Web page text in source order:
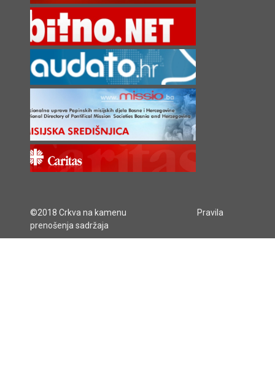
©2018 Crkva na kamenu
Pravila
prenošenja sadržaja